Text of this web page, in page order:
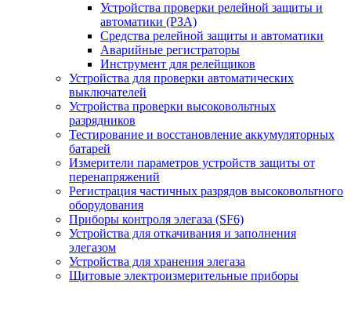
Устройства проверки релейной защиты и
автоматики (РЗА)
Средства релейной защиты и автоматики
Аварийные регистраторы
Инструмент для релейщиков
Устройства для проверки автоматических
выключателей
Устройства проверки высоковольтных
разрядников
Тестирование и восстановление аккумуляторных
батарей
Измерители параметров устройств защиты от
перенапряжений
Регистрация частичных разрядов высоковольтного
оборудования
Приборы контроля элегаза (SF6)
Устройства для откачивания и заполнения
элегазом
Устройства для хранения элегаза
Щитовые электроизмерительные приборы